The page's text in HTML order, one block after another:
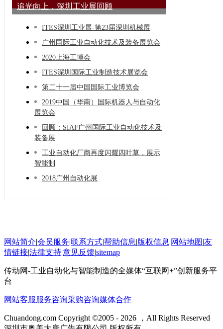
追光向上，深圳工业展回顾
ITES深圳工业展-第23届深圳机械展
广州国际工业自动化技术及装备展览会
2020上海工博会
ITES深圳国际工业制造技术展览会
第二十一届中国国际工业博览会
2019中国（华南）国际机器人与自动化
展览会
回顾：SIAF广州国际工业自动化技术及
装备展
工业自动化厂商再度闪耀四叶草，展示
智能制
2018广州自动化展
网站简介|会员服务|联系方式|帮助信息|版权信息|网站地图|友
情链接|法律支持|意见反馈|sitemap
传动网-工业自动化与智能制造的全媒体“互联网+”创新服务平
台
网站客服 服务咨询采购咨询媒体合作
Chuandong.com Copyright ©2005 - 2026 ，All Rights Reserved